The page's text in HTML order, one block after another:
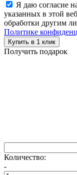
Я даю согласие
указанных в этой
обработки другим
Политике
Купить в 1 клик
Получить подарок
Количество:
-